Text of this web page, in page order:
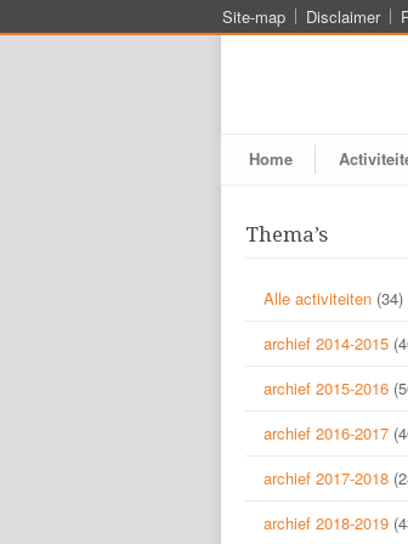
Site-map Disclaimer
Home
Thema’s
Alle activiteiten (34)
archief 2014-2015
archief 2015-2016
archief 2016-2017
archief 2017-2018
archief 2018-2019